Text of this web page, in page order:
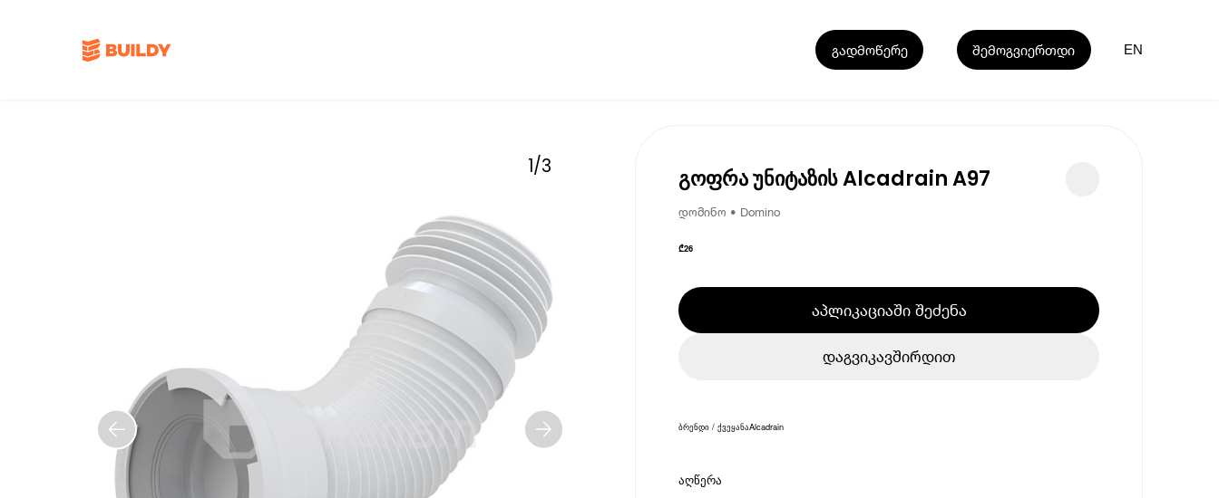
გადმოწერე შემოგვიერთდი EN
1/3 გოფრა უნიტაზის Alcadrain A97
დომინო • Domino
₾26
აპლიკაციაში შეძენა
დაგვიკავშირდით
ბრენდი / ქვეყანაAlcadrain
აღწერა